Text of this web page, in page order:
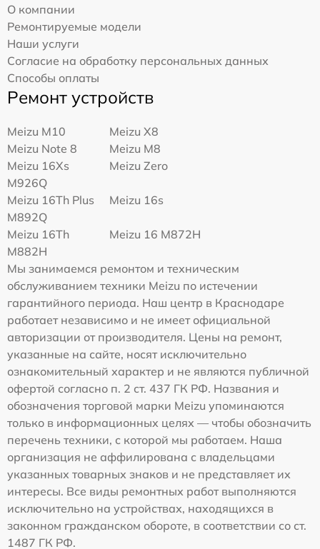
О компании
Ремонтируемые модели
Наши услуги
Согласие на обработку персональных данных
Способы оплаты
Ремонт устройств
Meizu M10
Meizu X8
Meizu Note 8
Meizu M8
Meizu 16Xs
M926Q
Meizu Zero
Meizu 16Th Plus
M892Q
Meizu 16s
Meizu 16Th
M882H
Meizu 16 M872H
Мы занимаемся ремонтом и техническим
обслуживанием техники Meizu по истечении
гарантийного периода. Наш центр в Краснодаре
работает независимо и не имеет официальной
авторизации от производителя. Цены на ремонт,
указанные на сайте, носят исключительно
ознакомительный характер и не являются публичной
офертой согласно п. 2 ст. 437 ГК РФ. Названия и
обозначения торговой марки Meizu упоминаются
только в информационных целях — чтобы обозначить
перечень техники, с которой мы работаем. Наша
организация не аффилирована с владельцами
указанных товарных знаков и не представляет их
интересы. Все виды ремонтных работ выполняются
исключительно на устройствах, находящихся в
законном гражданском обороте, в соответствии со ст.
1487 ГК РФ.